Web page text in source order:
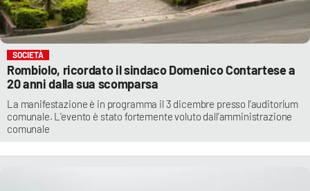
SOCIETÀ
Rombiolo, ricordato il sindaco Domenico Contartese a
20 anni dalla sua scomparsa
La manifestazione è in programma il 3 dicembre presso l’auditorium
comunale. L’evento è stato fortemente voluto dall’amministrazione
comunale